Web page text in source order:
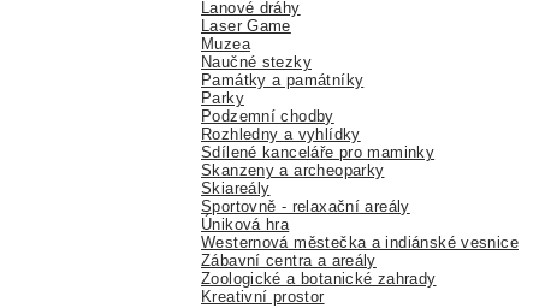
Lanové dráhy
Laser Game
Muzea
Naučné stezky
Památky a památníky
Parky
Podzemní chodby
Rozhledny a vyhlídky
Sdílené kanceláře pro maminky
Skanzeny a archeoparky
Skiareály
Sportovně - relaxační areály
Úniková hra
Westernová městečka a indiánské vesnice
Zábavní centra a areály
Zoologické a botanické zahrady
Kreativní prostor